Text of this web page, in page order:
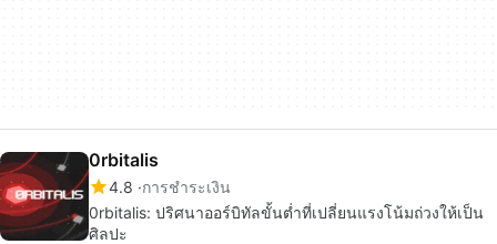
0rbitalis
4.8 การชำระเงิน
0rbitalis: ปริศนาออร์บิทัลขั้นต่ำที่เปลี่ยนแรงโน้มถ่วงให้เป็น
ศิลปะ